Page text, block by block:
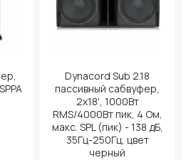
Dynacord Sub 2.18
пассивный сабвуфер,
2x18', 1000Вт
RMS/4000Вт пик, 4 Ом,
макс. SPL (пик) - 138 дБ,
35Гц-250Гц, цвет
черный